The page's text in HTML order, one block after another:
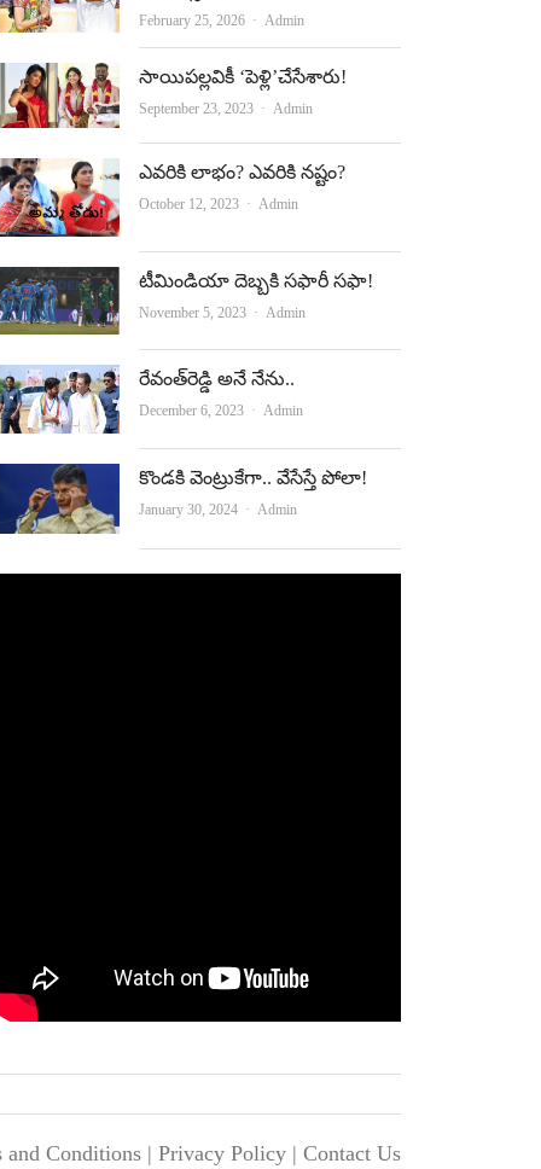
February 25, 2026 Author
Admin
సాయిపల్లవికీ ‘పెళ్లి’చేసేశారు!
September 23, 2023 Author
Admin
ఎవరికి లాభం? ఎవరికి నష్టం?
October 12, 2023 Author
Admin
టీమిండియా దెబ్బకి సఫారీ సఫా!
November 5, 2023 Author
Admin
రేవంత్‌రెడ్డి అనే నేను..
December 6, 2023 Author
Admin
కొండకి వెంట్రుకేగా.. వేసేస్తే పోలా!
January 30, 2024 Author
Admin
and Conditions | Privacy Policy | Contact Us